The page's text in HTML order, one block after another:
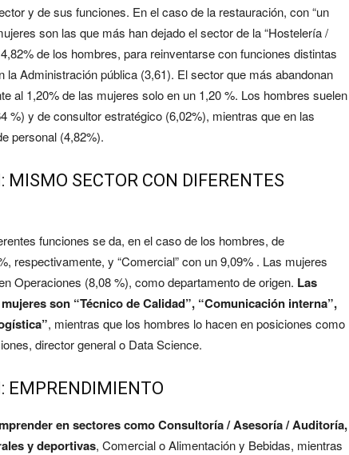
y de sus funciones. En el caso de la restauración, con “un
son las que más han dejado el sector de la “Hostelería /
de los hombres, para reinventarse con funciones distintas
Administración pública (3,61). El sector que más abandonan
al 1,20% de las mujeres solo en un 1,20 %. Los hombres suelen
%) y de consultor estratégico (6,02%), mientras que en las
personal (4,82%).
MISMO SECTOR CON DIFERENTES
funciones se da, en el caso de los hombres, de
respectivamente, y “Comercial” con un 9,09% . Las mujeres
Operaciones (8,08 %), como departamento de origen. Las
son “Técnico de Calidad”, “Comunicación interna”,
, mientras que los hombres lo hacen en posiciones como
director general o Data Science.
EMPRENDIMIENTO
en sectores como Consultoría / Asesoría / Auditoría,
y deportivas, Comercial o Alimentación y Bebidas, mientras